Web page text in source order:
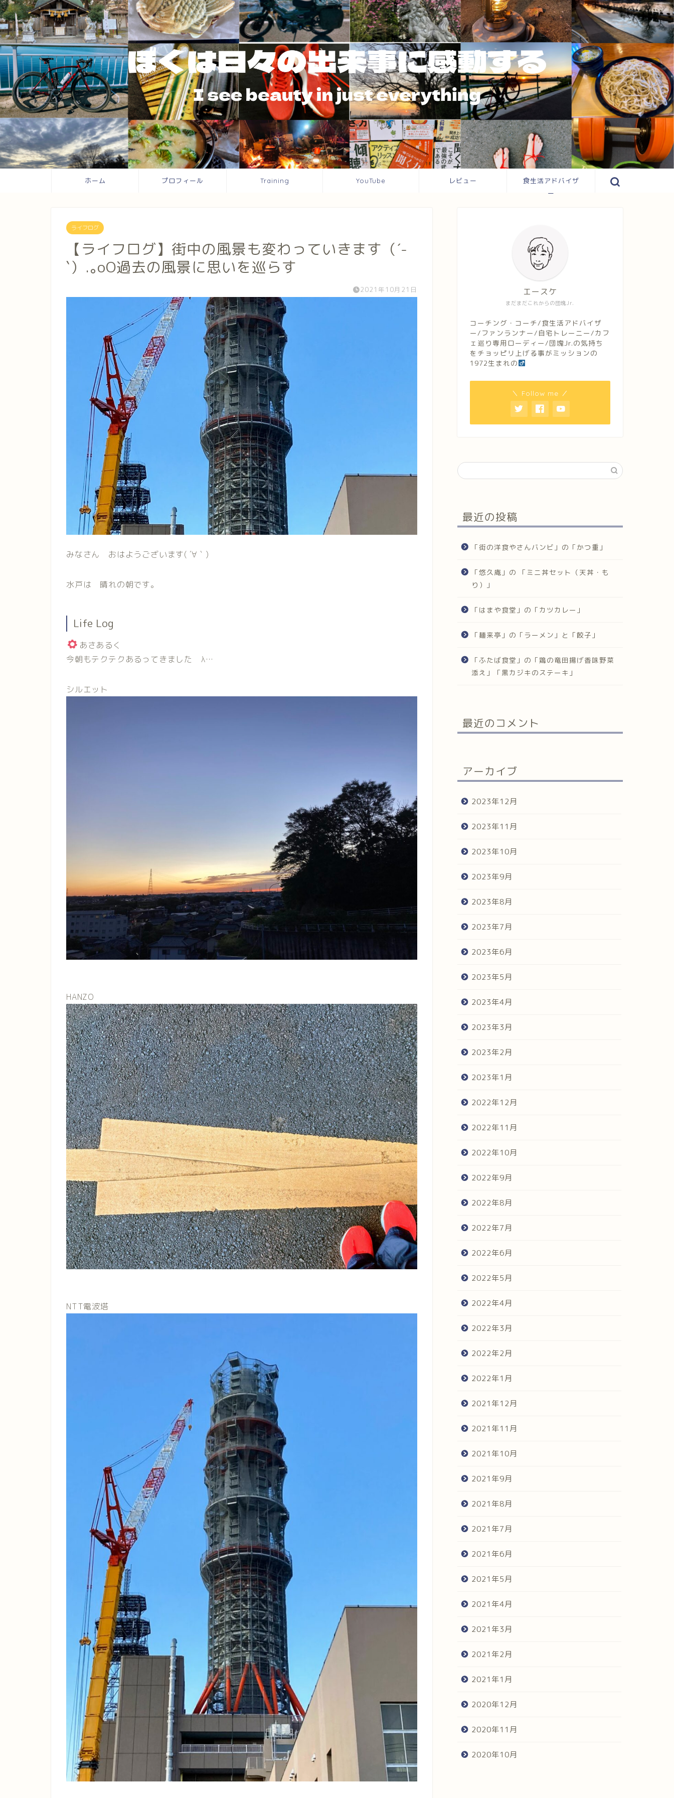
ホーム プロフィール Training YouTube レビュー
食生活アドバイザ
ー
ライフログ
【ライフログ】街中の風景も変わっていきます（´-
`）.｡oO過去の風景に思いを巡らす
2021年10月21日
みなさん おはようございます( ´∀｀)
水戸は 晴れの朝です。
Life Log
あさあるく
今朝もテクテクあるってきました λ…
シルエット
HANZO
NTT電波塔
まだまだこれからの団塊Jr.
エースケ
コーチング・コーチ/食生活アドバイザ
ー/ファンランナー/自宅トレーニー/カフ
ェ巡り専用ローディー/団塊Jr.の気持ち
をチョッピリ上げる事がミッションの
1972生まれの
＼ Follow me ／
最近の投稿
「街の洋食やさんバンビ」の「かつ重」
「悠久庵」の 「ミニ丼セット（天丼・も
り）」
「はまや食堂」の「カツカレー」
「麺来亭」の「ラーメン」と「餃子」
「ふたば食堂」の「鶏の竜田揚げ香味野菜
添え」「黒カジキのステーキ」
最近のコメント
アーカイブ
2023年12月
2023年11月
2023年10月
2023年9月
2023年8月
2023年7月
2023年6月
2023年5月
2023年4月
2023年3月
2023年2月
2023年1月
2022年12月
2022年11月
2022年10月
2022年9月
2022年8月
2022年7月
2022年6月
2022年5月
2022年4月
2022年3月
2022年2月
2022年1月
2021年12月
2021年11月
2021年10月
2021年9月
2021年8月
2021年7月
2021年6月
2021年5月
2021年4月
2021年3月
2021年2月
2021年1月
2020年12月
2020年11月
2020年10月